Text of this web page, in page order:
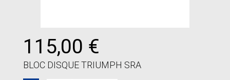
115,00 €
BLOC DISQUE TRIUMPH SRA